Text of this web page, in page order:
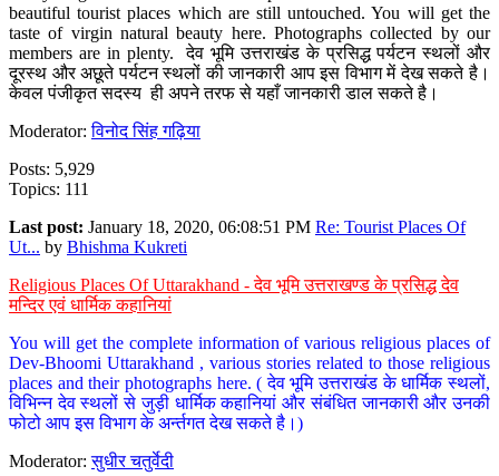
beautiful tourist places which are still untouched. You will get the
taste of virgin natural beauty here. Photographs collected by our
members are in plenty. देव भूमि उत्तराखंड के प्रसिद्ध पर्यटन स्थलों और
दूरस्थ और अछूते पर्यटन स्थलों की जानकारी आप इस विभाग में देख सकते है।
केवल पंजीकृत सदस्य ही अपने तरफ से यहाँ जानकारी डाल सकते है।
Moderator:विनोद सिंह गढ़िया
Posts: 5,929
Topics: 111
Last post: January 18, 2020, 06:08:51 PM Re: Tourist Places Of
Ut... by Bhishma Kukreti
Religious Places Of Uttarakhand - देव भूमि उत्तराखण्ड के प्रसिद्ध देव
मन्दिर एवं धार्मिक कहानियां
You will get the complete information of various religious places of
Dev-Bhoomi Uttarakhand , various stories related to those religious
places and their photographs here. ( देव भूमि उत्तराखंड के धार्मिक स्थलों,
विभिन्न देव स्थलों से जुड़ी धार्मिक कहानियां और संबंधित जानकारी और उनकी
फोटो आप इस विभाग के अर्न्तगत देख सकते है।)
Moderator:सुधीर चतुर्वेदी